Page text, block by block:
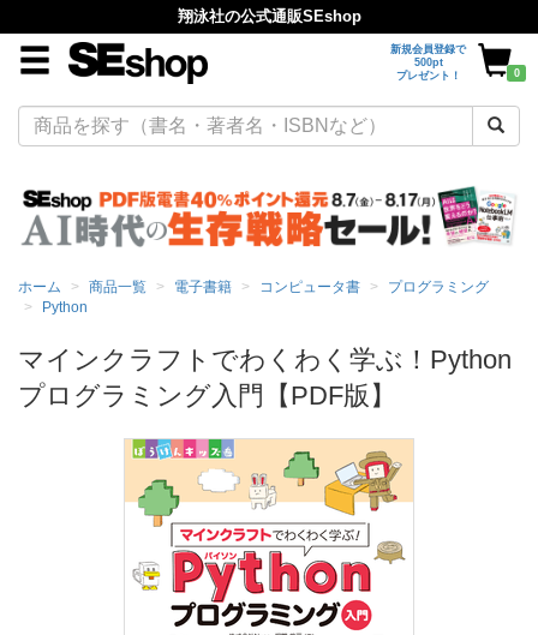
翔泳社の公式通販SEshop
新規会員登録で
500pt
プレゼント！
0
ホーム 商品一覧 電子書籍 コンピュータ書
プログラミング
Python
マインクラフトでわくわく学ぶ！Python
プログラミング入門【PDF版】